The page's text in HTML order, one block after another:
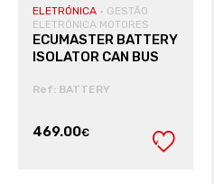
ELETRÓNICA · GESTÃO
ELETRÓNICA MOTORES
ECUMASTER BATTERY
ISOLATOR CAN BUS
Ref: BATTERY
469.00€